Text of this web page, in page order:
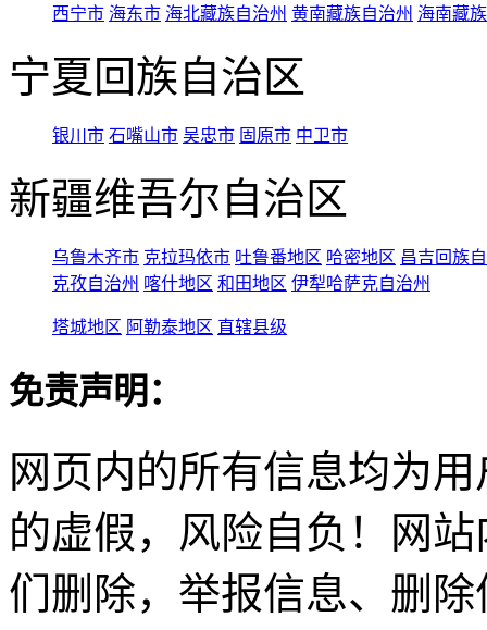
西宁市 海东市 海北藏族自治州 黄南藏族自治州 海南藏
宁夏回族自治区
银川市 石嘴山市 吴忠市 固原市 中卫市
新疆维吾尔自治区
乌鲁木齐市 克拉玛依市 吐鲁番地区 哈密地区 昌吉回族
克孜自治州 喀什地区 和田地区 伊犁哈萨克自治州
塔城地区 阿勒泰地区 直辖县级
免责声明：
网页内的所有信息均为
的虚假，风险自负！网
们删除，举报信息、删